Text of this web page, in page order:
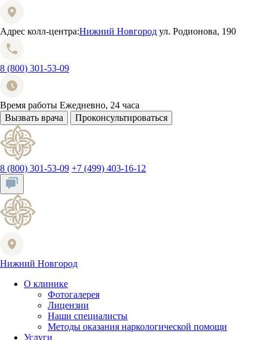
Адрес колл-центра:Нижний Новгород ул. Родионова, 190
8 (800) 301-53-09
Время работы Ежедневно, 24 часа
Вызвать врача
Проконсультироваться
8 (800) 301-53-09 +7 (499) 403-16-12
Нижний Новгород
О клинике
Фотогалерея
Лицензии
Наши специалисты
Методы оказания наркологической помощи
Услуги